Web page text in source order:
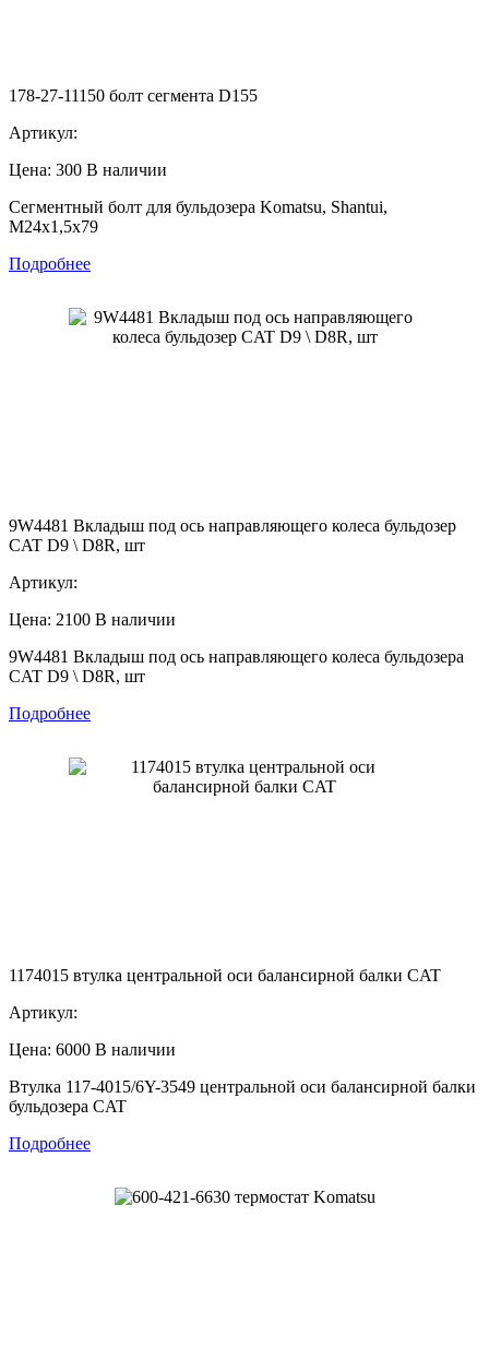
178-27-11150 болт сегмента D155
Артикул:
Цена: 300 В наличии
Сегментный болт для бульдозера Komatsu, Shantui,
M24х1,5х79
Подробнее
9W4481 Вкладыш под ось направляющего колеса бульдозер
CAT D9 \ D8R, шт
Артикул:
Цена: 2100 В наличии
9W4481 Вкладыш под ось направляющего колеса бульдозера
CAT D9 \ D8R, шт
Подробнее
1174015 втулка центральной оси балансирной балки CAT
Артикул:
Цена: 6000 В наличии
Втулка 117-4015/6Y-3549 центральной оси балансирной балки
бульдозера CAT
Подробнее